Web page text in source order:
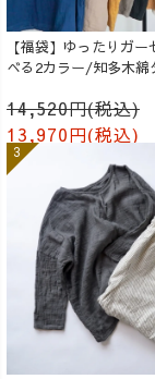
【福袋】ゆったりガ
べる2カラー/知多木綿
14,520円(税込)
13,970円(税込)